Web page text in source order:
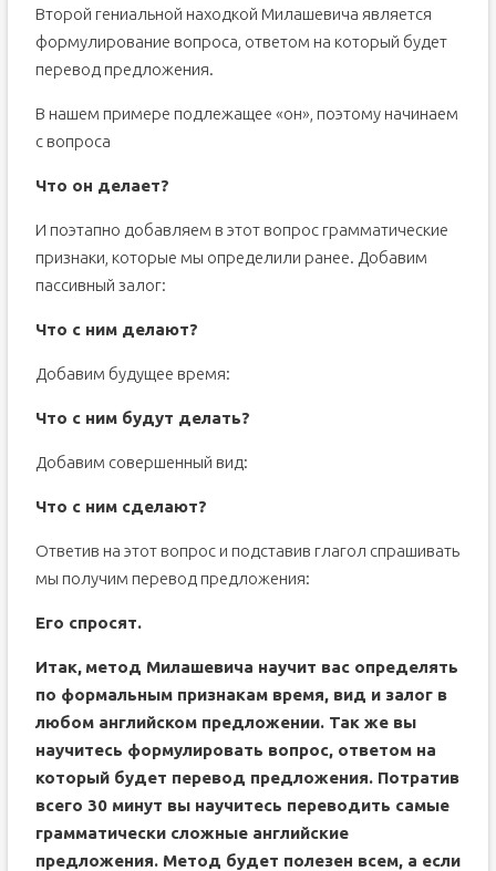
Второй гениальной находкой Милашевича является
формулирование вопроса, ответом на который будет
перевод предложения.
В нашем примере подлежащее «он», поэтому начинаем
с вопроса
Что он делает?
И поэтапно добавляем в этот вопрос грамматические
признаки, которые мы определили ранее. Добавим
пассивный залог:
Что с ним делают?
Добавим будущее время:
Что с ним будут делать?
Добавим совершенный вид:
Что с ним сделают?
Ответив на этот вопрос и подставив глагол спрашивать
мы получим перевод предложения:
Его спросят.
Итак, метод Милашевича научит вас определять
по формальным признакам время, вид и залог в
любом английском предложении. Так же вы
научитесь формулировать вопрос, ответом на
который будет перевод предложения. Потратив
всего 30 минут вы научитесь переводить самые
грамматически сложные английские
предложения. Метод будет полезен всем, а если